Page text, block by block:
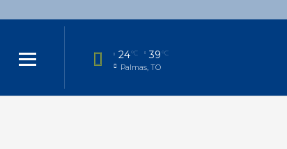
24°C 39°C
Palmas, TO